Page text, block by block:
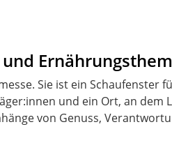
Sie ist ein Schaufenster
und ein Ort, an dem
von Genuss,